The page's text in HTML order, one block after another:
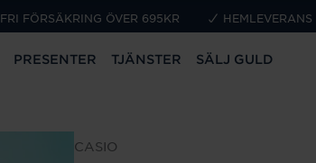
FRI FÖRSÄKRING ÖVER 695KR HEMLEVERANS
PRESENTER TJÄNSTER SÄLJ GULD
CASIO